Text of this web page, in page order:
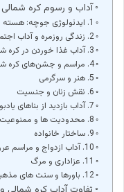
آداب و رسوم کره شمالی
1. ایدئولوژی جوچه: هسته اصلی فرهنگ مدرن
2. زندگی روزمره و آداب اجتماعی
3. آداب غذا خوردن در کره شمالی
4. مراسم و جشن‌های کره شمالی
5. هنر و سرگرمی
6. نقش زنان و جنسیت
7. آداب بازدید از بناهای یادبود در کره شمالی
8. محدودیت ها و ممنوعیت ‌های اجتماعی در کره شمالی
9. ساختار خانواده
10. آداب ازدواج و مراسم عروسی در کره شمالی
11. عزاداری و مرگ
12. باورها و سنت های مذهبی